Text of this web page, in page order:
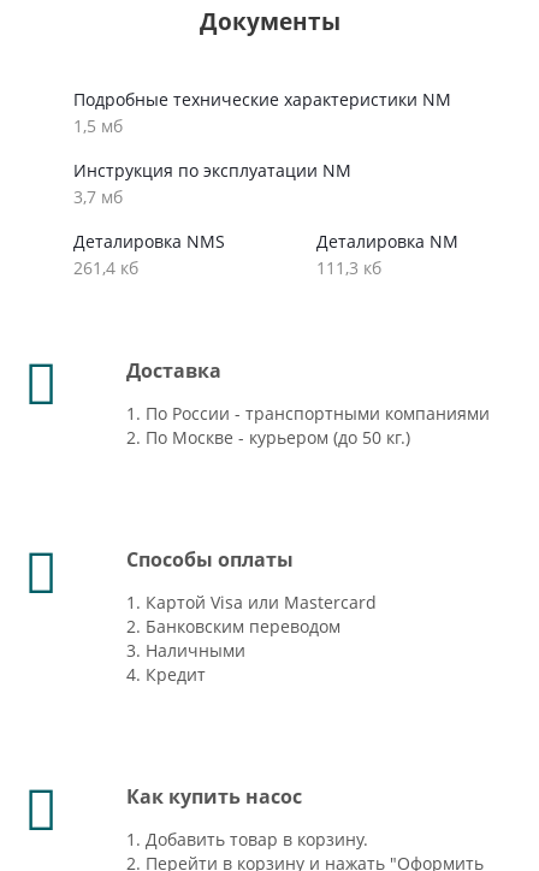
Документы
Подробные технические характеристики NM
1,5 мб
Инструкция по эксплуатации NM
3,7 мб
Деталировка NMS
261,4 кб
Деталировка NM
111,3 кб
Доставка
1. По России - транспортными компаниями
2. По Москве - курьером (до 50 кг.)
Способы оплаты
1. Картой Visa или Mastercard
2. Банковским переводом
3. Наличными
4. Кредит
Как купить насос
1. Добавить товар в корзину.
2. Перейти в корзину и нажать "Оформить